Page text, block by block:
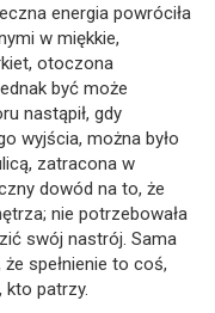
energia powróciła
w miękkie,
otoczona
być może
nastąpił, gdy
wyjścia, można było
zatracona w
dowód na to, że
nie potrzebowała
swój nastrój. Sama
spełnienie to coś,
kto patrzy.